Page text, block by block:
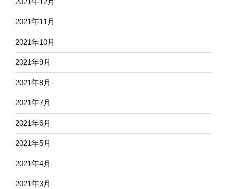
2021年11月
2021年10月
2021年9月
2021年8月
2021年7月
2021年6月
2021年5月
2021年4月
2021年3月